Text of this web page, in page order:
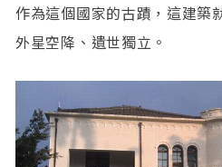
作為這個國家的古蹟，這建築
外星空降、遺世獨立。